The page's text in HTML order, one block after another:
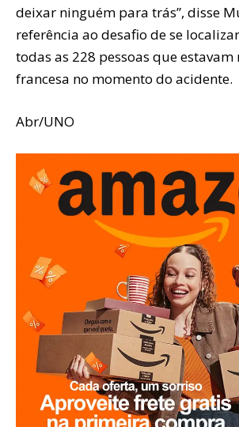
deixar ninguém para trás”, disse
referência ao desafio de se
todas as 228 pessoas que estavam
francesa no momento do acidente.
Abr/UNO